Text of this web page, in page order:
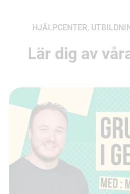
HJÄLPCENTER,
Lär dig av